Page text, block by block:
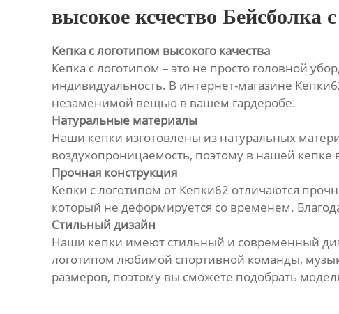
высокое ксчество Бейсболка
Кепка с логотипом высокого качества
Кепка с логотипом – это не просто головной
индивидуальность. В интернет-магазине
незаменимой вещью в вашем гардеробе.
Натуральные материалы
Наши кепки изготовлены из натуральных
воздухопроницаемость, поэтому в нашей
Прочная конструкция
Кепки с логотипом от Кепки62 отличаются
который не деформируется со временем.
Стильный дизайн
Наши кепки имеют стильный и современный
логотипом любимой спортивной команды,
размеров, поэтому вы сможете подобрать